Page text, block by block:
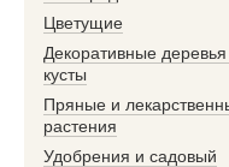
Цветущие
Декоративные деревья
кусты
Пряные и
растения
Удобрения и садовый